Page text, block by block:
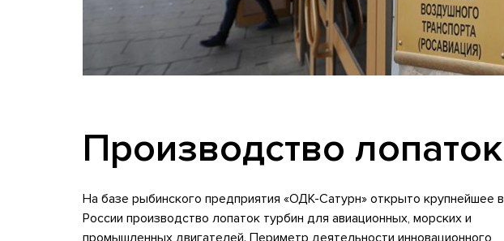
Производство лопаток
На базе рыбинского предприятия «ОДК-Сатурн» открыто крупнейшее в
России производство лопаток турбин для авиационных, морских и